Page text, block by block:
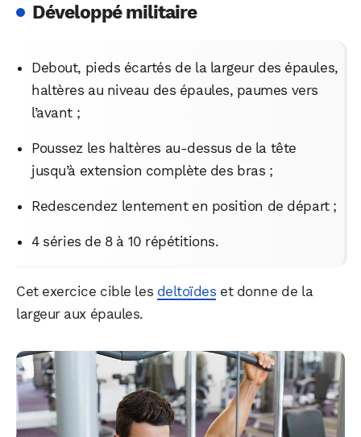
Développé militaire
Debout, pieds écartés de la largeur des épaules,
haltères au niveau des épaules, paumes vers
l’avant ;
Poussez les haltères au-dessus de la tête
jusqu’à extension complète des bras ;
Redescendez lentement en position de départ ;
4 séries de 8 à 10 répétitions.
Cet exercice cible les deltoïdes et donne de la
largeur aux épaules.